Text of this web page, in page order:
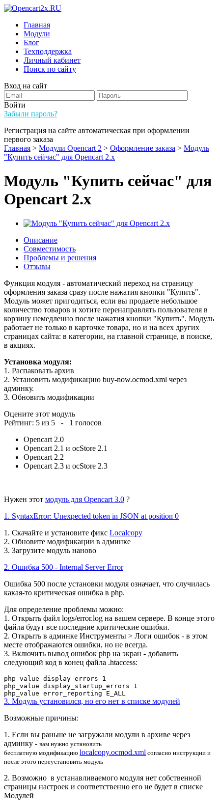
Главная
Модули
Блог
Техподдержка
Личный кабинет
Поиск по сайту
Вход на сайт
Войти
Забыли пароль?
Регистрация на сайте автоматическая при оформлении
первого заказа
Главная > Модули Opencart 2 > Оформление заказа > Модуль
"Купить сейчас" для Opencart 2.x
Модуль "Купить сейчас" для
Opencart 2.x
Описание
Совместимость
Проблемы и решения
Отзывы
Функция модуля - автоматический переход на страницу
оформления заказа сразу после нажатия кнопки "Купить".
Модуль может пригодиться, если вы продаете небольшое
количество товаров и хотите перенаправлять пользователя в
корзину немедленно после нажатия кнопки "Купить". Модуль
работает не только в карточке товара, но и на всех других
страницах сайта: в категории, на главной странице, в поиске,
в акциях.
Установка модуля:
1. Распаковать архив
2. Установить модификацию buy-now.ocmod.xml через
админку.
3. Обновить модификации
Оцените этот модуль
Рейтинг: 5 из 5 - 1 голосов
Opencart 2.0
Opencart 2.1 и ocStore 2.1
Opencart 2.2
Opencart 2.3 и ocStore 2.3
Нужен этот модуль для Opencart 3.0 ?
1. SyntaxError: Unexpected token in JSON at position 0
1. Скачайте и установите фикс Localcopy
2. Обновите модификации в админке
3. Загрузите модуль наново
2. Ошибка 500 - Internal Server Error
Ошибка 500 после установки модуля означает, что случилась
какая-то критическая ошибка в php.
Для определение проблемы можно:
1. Открыть файл logs/error.log на вашем сервере. В конце этого
файла будут все последние критические ошибки.
2. Открыть в админке Инструменты > Логи ошибок - в этом
месте отображаются ошибки, но не всегда.
3. Включить вывод ошибок php на экран - добавить
следующий код в конец файла .htaccess:
php_value display_errors 1
php_value display_startup_errors 1
php_value error_reporting E_ALL
3. Модуль установился, но его нет в списке модулей
Возможные причины:
1. Если вы раньше не загружали модули в архиве через
админку - вам нужно установить
бесплатную модификацию localcopy.ocmod.xml согласно инструкции и
после этого переустановить модуль
2. Возможно в устанавливаемого модуля нет собственной
страницы настроек и соответственно его не будет в списке
Модулей